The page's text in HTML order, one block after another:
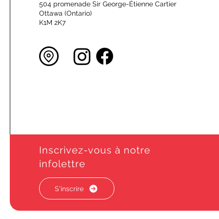
504 promenade Sir George-Étienne Cartier
Ottawa (Ontario)
K1M 2K7
Inscrivez-vous à notre
infolettre
S'inscrire